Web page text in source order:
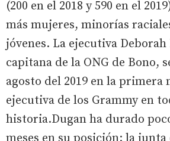
(200 en el 2018 y 590 en el
más mujeres, minorías
jóvenes. La ejecutiva
capitana de la ONG de Bono,
agosto del 2019 en la
ejecutiva de los Grammy en
historia.Dugan ha durado